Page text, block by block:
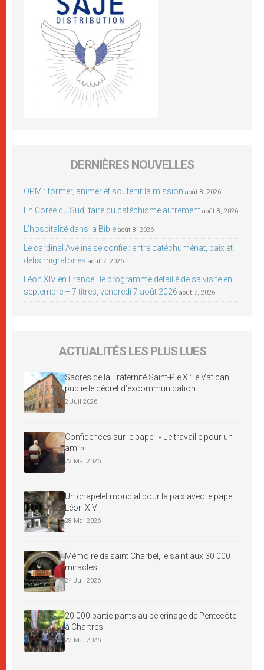
DERNIÈRES NOUVELLES
OPM : former, animer et soutenir la mission août 8, 2026
En Corée du Sud, faire du catéchisme autrement août 8, 2026
L’hospitalité dans la Bible août 8, 2026
Le cardinal Aveline se confie : entre catéchuménat, paix et
défis migratoires août 7, 2026
Léon XIV en France : le programme détaillé de sa visite en
septembre – 7 titres, vendredi 7 août 2026 août 7, 2026
ACTUALITÉS LES PLUS LUES
Sacres de la Fraternité Saint-Pie X : le Vatican
publie le décret d’excommunication
2 Juil 2026
Confidences sur le pape : « Je travaille pour un
ami »
22 Mai 2026
Un chapelet mondial pour la paix avec le pape
Léon XIV
28 Mai 2026
Mémoire de saint Charbel, le saint aux 30 000
miracles
24 Juil 2026
20 000 participants au pèlerinage de Pentecôte
à Chartres
22 Mai 2026